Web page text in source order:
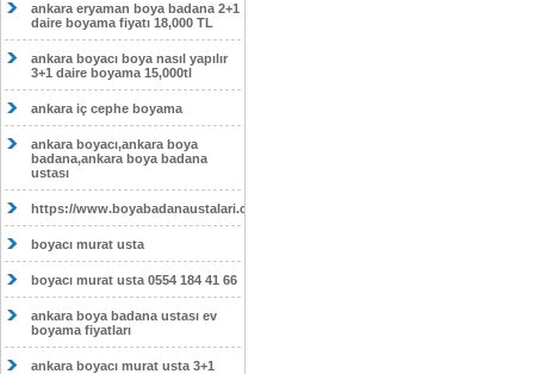
ankara eryaman boya badana 2+1
daire boyama fiyatı 18,000 TL
ankara boyacı boya nasıl yapılır
3+1 daire boyama 15,000tl
ankara iç cephe boyama
ankara boyacı,ankara boya
badana,ankara boya badana
ustası
https://www.boyabadanaustalari.com/
boyacı murat usta
boyacı murat usta 0554 184 41 66
ankara boya badana ustası ev
boyama fiyatları
ankara boyacı murat usta 3+1